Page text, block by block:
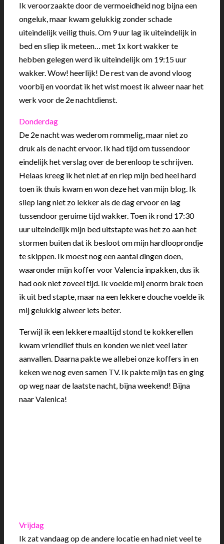
Ik veroorzaakte door de vermoeidheid nog bijna een
ongeluk, maar kwam gelukkig zonder schade
uiteindelijk veilig thuis. Om 9 uur lag ik uiteindelijk in
bed en sliep ik meteen… met 1x kort wakker te
hebben gelegen werd ik uiteindelijk om 19:15 uur
wakker. Wow! heerlijk! De rest van de avond vloog
voorbij en voordat ik het wist moest ik alweer naar het
werk voor de 2e nachtdienst.
Donderdag
De 2e nacht was wederom rommelig, maar niet zo
druk als de nacht ervoor. Ik had tijd om tussendoor
eindelijk het verslag over de berenloop te schrijven.
Helaas kreeg ik het niet af en riep mijn bed heel hard
toen ik thuis kwam en won deze het van mijn blog. Ik
sliep lang niet zo lekker als de dag ervoor en lag
tussendoor geruime tijd wakker. Toen ik rond 17:30
uur uiteindelijk mijn bed uitstapte was het zo aan het
stormen buiten dat ik besloot om mijn hardlooprondje
te skippen. Ik moest nog een aantal dingen doen,
waaronder mijn koffer voor Valencia inpakken, dus ik
had ook niet zoveel tijd. Ik voelde mij enorm brak toen
ik uit bed stapte, maar na een lekkere douche voelde ik
mij gelukkig alweer iets beter.
Terwijl ik een lekkere maaltijd stond te kokkerellen
kwam vriendlief thuis en konden we niet veel later
aanvallen. Daarna pakte we allebei onze koffers in en
keken we nog even samen TV. Ik pakte mijn tas en ging
op weg naar de laatste nacht, bijna weekend! Bijna
naar Valenica!
Vrijdag
Ik zat vandaag op de andere locatie en had niet veel te